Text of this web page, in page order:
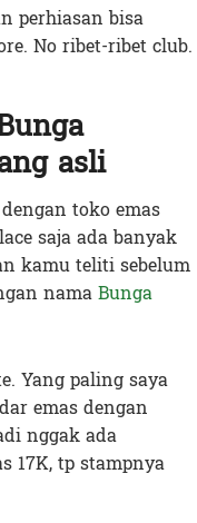
perhiasan bisa
No ribet-ribet club.
asli
toko emas
saja ada banyak
kamu teliti sebelum
namaBunga
Yang paling saya
emas dengan
nggak ada
17K, tp stampnya